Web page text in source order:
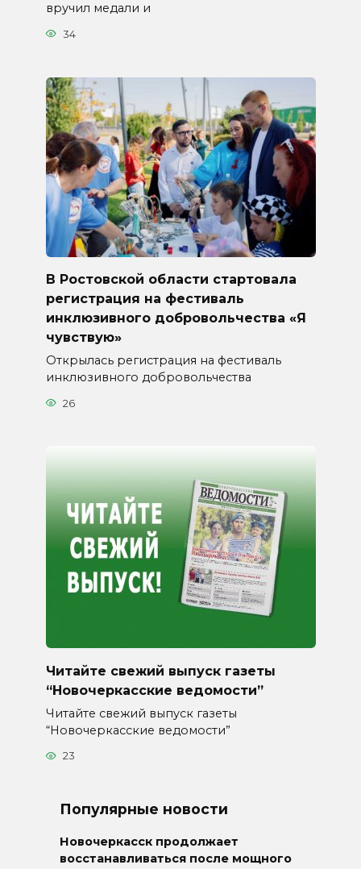
вручил медали и
34
В Ростовской области стартовала
регистрация на фестиваль
инклюзивного добровольчества «Я
чувствую»
Открылась регистрация на фестиваль
инклюзивного добровольчества
26
Читайте свежий выпуск газеты
“Новочеркасские ведомости”
Читайте свежий выпуск газеты
“Новочеркасские ведомости”
23
Популярные новости
Новочеркасск продолжает
восстанавливаться после мощного